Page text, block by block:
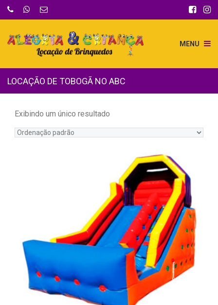
MENU
LOCAÇÃO DE TOBOGÃ NO ABC
Exibindo um único resultado